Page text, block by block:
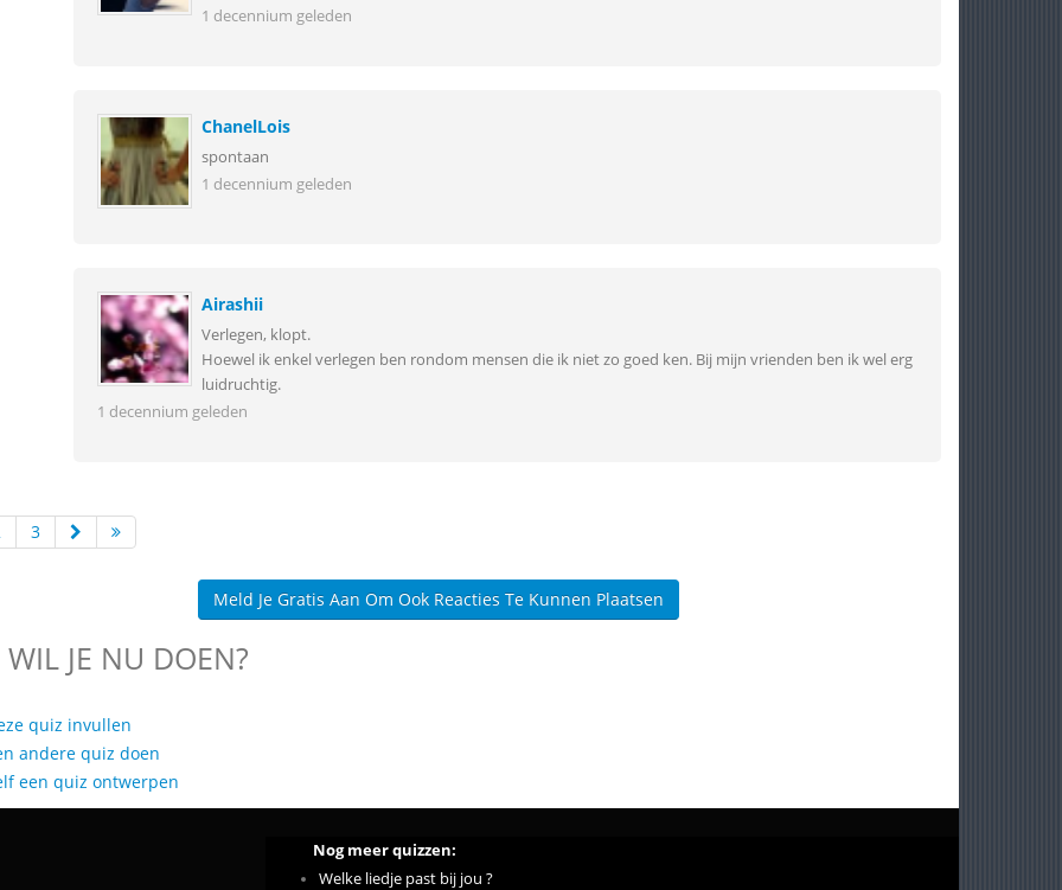
1 decennium geleden
ChanelLois
spontaan
1 decennium geleden
Airashii
Verlegen, klopt.
Hoewel ik enkel verlegen ben rondom mensen die ik niet zo goed ken. Bij mijn vrienden ben ik wel erg
luidruchtig.
1 decennium geleden
3
Meld Je Gratis Aan Om Ook Reacties Te Kunnen Plaatsen
JE NU DOEN?
quiz invullen
andere quiz doen
een quiz ontwerpen
Nog meer quizzen:
Welke liedje past bij jou ?